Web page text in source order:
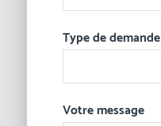
Type de demande
Votre message